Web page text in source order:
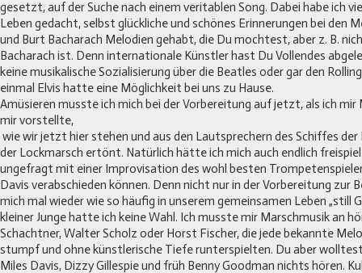
gesetzt, auf der Suche nach einem veritablen Song. Dabei habe ich
Leben gedacht, selbst glückliche und schönes Erinnerungen bei den
und Burt Bacharach Melodien gehabt, die Du mochtest, aber z. B.
Bacharach ist. Denn internationale Künstler hast Du Vollendes
keine musikalische Sozialisierung über die Beatles oder gar den
einmal Elvis hatte eine Möglichkeit bei uns zu Hause.
Amüsieren musste ich mich bei der Vorbereitung auf jetzt, als ich mir
mir vorstellte,
wie wir jetzt hier stehen und aus den Lautsprechern des Schiffes
der Lockmarsch ertönt. Natürlich hätte ich mich auch endlich
ungefragt mit einer Improvisation des wohl besten
Davis verabschieden können. Denn nicht nur in der Vorbereitung zur
mich mal wieder wie so häufig in unserem gemeinsamen Leben „still
kleiner Junge hatte ich keine Wahl. Ich musste mir Marschmusik an
Schachtner, Walter Scholz oder Horst Fischer, die jede bekannte
stumpf und ohne künstlerische Tiefe runterspielten. Du aber
Miles Davis, Dizzy Gillespie und früh Benny Goodman nichts hören.